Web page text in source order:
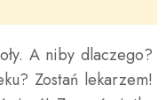
A niby dlaczego?
Zostań lekarzem!